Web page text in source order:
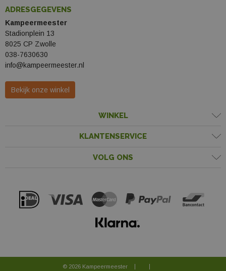
ADRESGEGEVENS
Kampeermeester
Stadionplein 13
8025 CP Zwolle
038-7630630
info@kampeermeester.nl
Bekijk onze winkel
WINKEL
KLANTENSERVICE
VOLG ONS
© 2026 Kampeermeester